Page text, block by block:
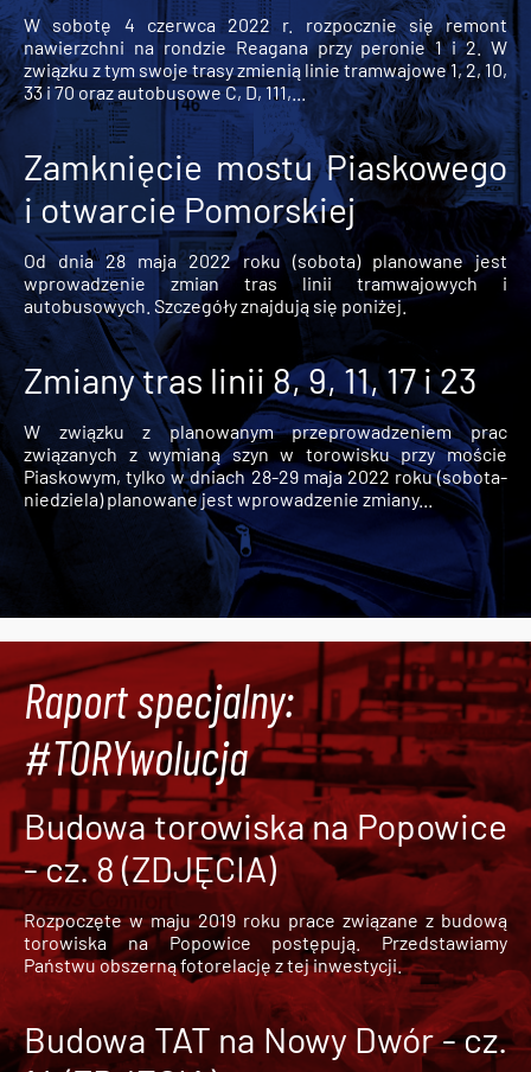
W sobotę 4 czerwca 2022 r. rozpocznie się remont
nawierzchni na rondzie Reagana przy peronie 1 i 2. W
związku z tym swoje trasy zmienią linie tramwajowe 1, 2, 10,
33 i 70 oraz autobusowe C, D, 111,...
Zamknięcie mostu Piaskowego
i otwarcie Pomorskiej
Od dnia 28 maja 2022 roku (sobota) planowane jest
wprowadzenie zmian tras linii tramwajowych i
autobusowych. Szczegóły znajdują się poniżej.
Zmiany tras linii 8, 9, 11, 17 i 23
W związku z planowanym przeprowadzeniem prac
związanych z wymianą szyn w torowisku przy moście
Piaskowym, tylko w dniach 28-29 maja 2022 roku (sobota-
niedziela) planowane jest wprowadzenie zmiany...
Raport specjalny:
#TORYwolucja
Budowa torowiska na Popowice
- cz. 8 (ZDJĘCIA)
Rozpoczęte w maju 2019 roku prace związane z budową
torowiska na Popowice
postępują. Przedstawiamy
Państwu obszerną fotorelację z tej inwestycji.
Budowa TAT na Nowy Dwór - cz.